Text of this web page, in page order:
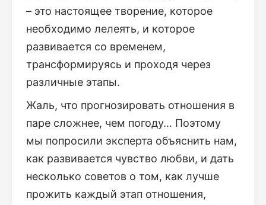
– это настоящее творение, которое
необходимо лелеять, и которое
развивается со временем,
трансформируясь и проходя через
различные этапы.
Жаль, что прогнозировать отношения в
паре сложнее, чем погоду… Поэтому
мы попросили эксперта объяснить нам,
как развивается чувство любви, и дать
несколько советов о том, как лучше
прожить каждый этап отношения,